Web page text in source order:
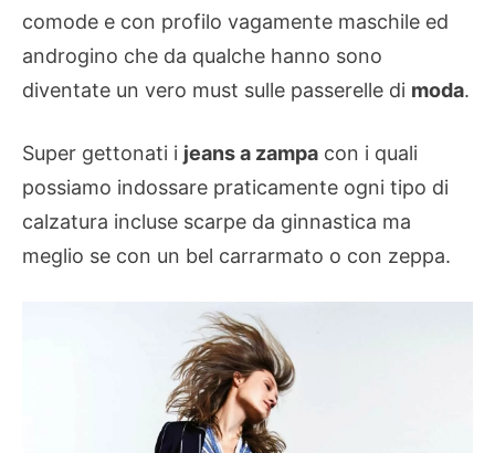
comode e con profilo vagamente maschile ed
androgino che da qualche hanno sono
diventate un vero must sulle passerelle di moda.
Super gettonati i jeans a zampa con i quali
possiamo indossare praticamente ogni tipo di
calzatura incluse scarpe da ginnastica ma
meglio se con un bel carrarmato o con zeppa.